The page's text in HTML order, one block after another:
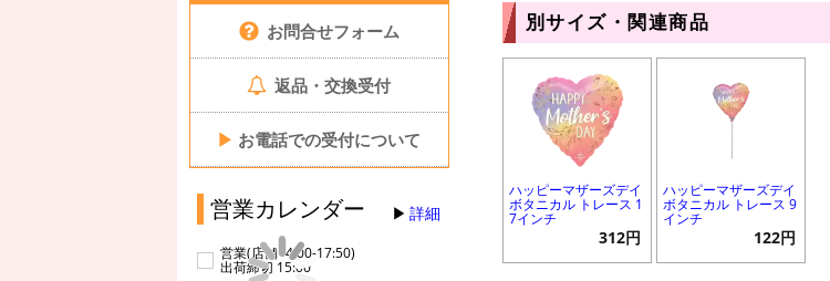
お問合せフォーム
返品・交換受付
▶ お電話での受付について
営業カレンダー 詳細
営業(店舗14:00-17:50)
出荷締切 15:00
別サイズ・関連商品
ハッピーマザーズデイ
ボタニカル トレース 1
7インチ
312円
ハッピーマザーズデイ
ボタニカル トレース 9
インチ
122円